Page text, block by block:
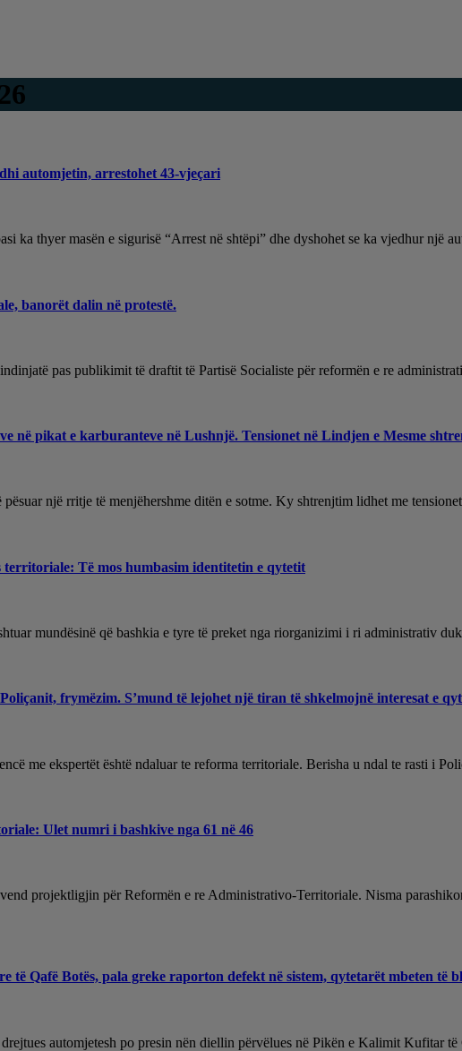
automjetin, arrestohet 43-vjeçari
ka thyer masën e sigurisë “Arrest në shtëpi” dhe dyshohet se ka vjedhur një
banorët dalin në protestë.
pas publikimit të draftit të Partisë Socialiste për reformën e re
në pikat e karburanteve në Lushnjë. Tensionet në Lindjen e Mesme
një rritje të menjëhershme ditën e sotme. Ky shtrenjtim lidhet me
Të mos humbasim identitetin e qytetit
mundësinë që bashkia e tyre të preket nga riorganizimi i ri administrativ
frymëzim. S’mund të lejohet një tiran të shkelmojnë interesat e
me ekspertët është ndaluar te reforma territoriale. Berisha u ndal te rasti i
Ulet numri i bashkive nga 61 në 46
projektligjin për Reformën e re Administrativo-Territoriale. Nisma
të Qafë Botës, pala greke raporton defekt në sistem, qytetarët mbeten të
automjetesh po presin nën diellin përvëlues në Pikën e Kalimit Kufitar